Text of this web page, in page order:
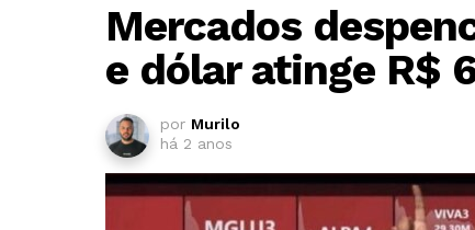
Mercados
e dólar atinge R$
por Murilo
há 2 anos